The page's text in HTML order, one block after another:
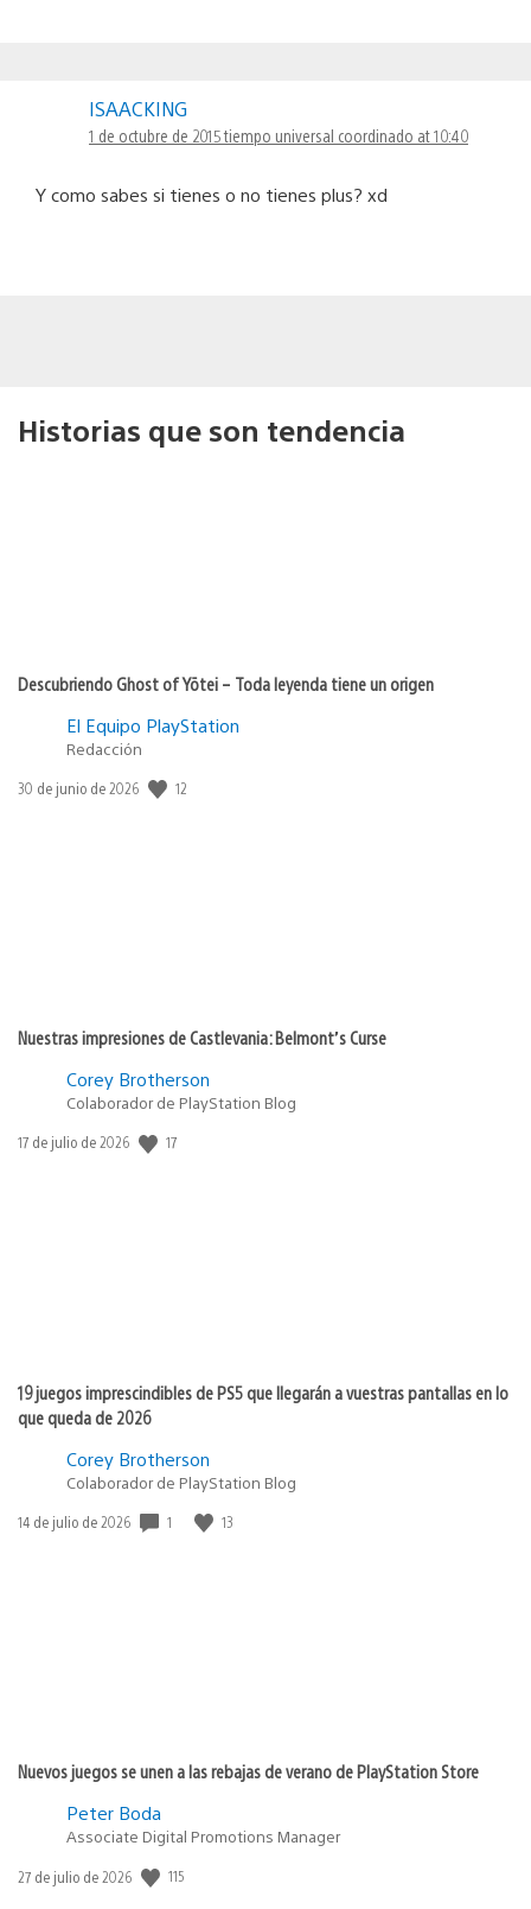
ISAACKING
1 de octubre de 2015 tiempo universal coordinado at 10:40
Y como sabes si tienes o no tienes plus? xd
Historias que son tendencia
Descubriendo Ghost of Yōtei – Toda leyenda tiene un origen
El Equipo PlayStation
Redacción
Fecha
30 de junio de 2026 12
Nuestras impresiones de Castlevania: Belmont’s Curse
Corey Brotherson
Colaborador de PlayStation Blog
Fecha
17 de julio de 2026 17
19 juegos imprescindibles de PS5 que llegarán a vuestras pantallas en lo
que queda de 2026
Corey Brotherson
Colaborador de PlayStation Blog
Fecha
14 de julio de 2026 1 13
Nuevos juegos se unen a las rebajas de verano de PlayStation Store
Peter Boda
Associate Digital Promotions Manager
Fecha
27 de julio de 2026 115